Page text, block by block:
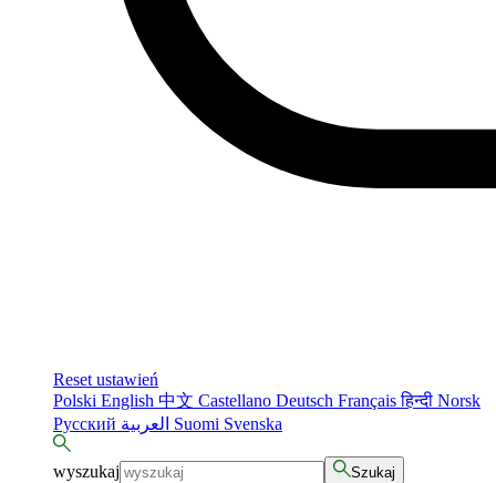
Reset ustawień
Polski English 中文 Castellano Deutsch Françaisहिन्दी Norsk
Русский
Suomi Svenska
wyszukaj Szukaj